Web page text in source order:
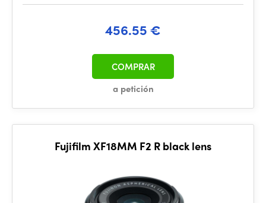
456.55 €
a petición
COMPRAR
Fujifilm XF18MM F2 R black lens